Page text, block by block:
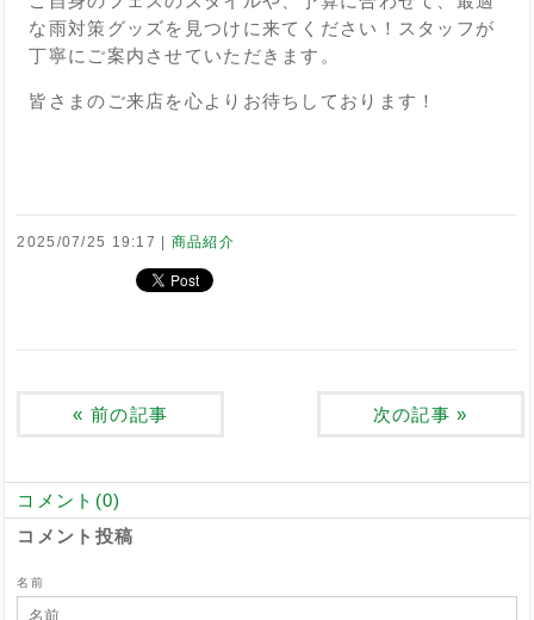
な雨対策グッズを見つけに来てください！スタッフが
丁寧にご案内させていただきます。
皆さまのご来店を心よりお待ちしております！
2025/07/25 19:17 商品紹介
« 前の記事 次の記事 »
コメント(0)
コメント投稿
名前